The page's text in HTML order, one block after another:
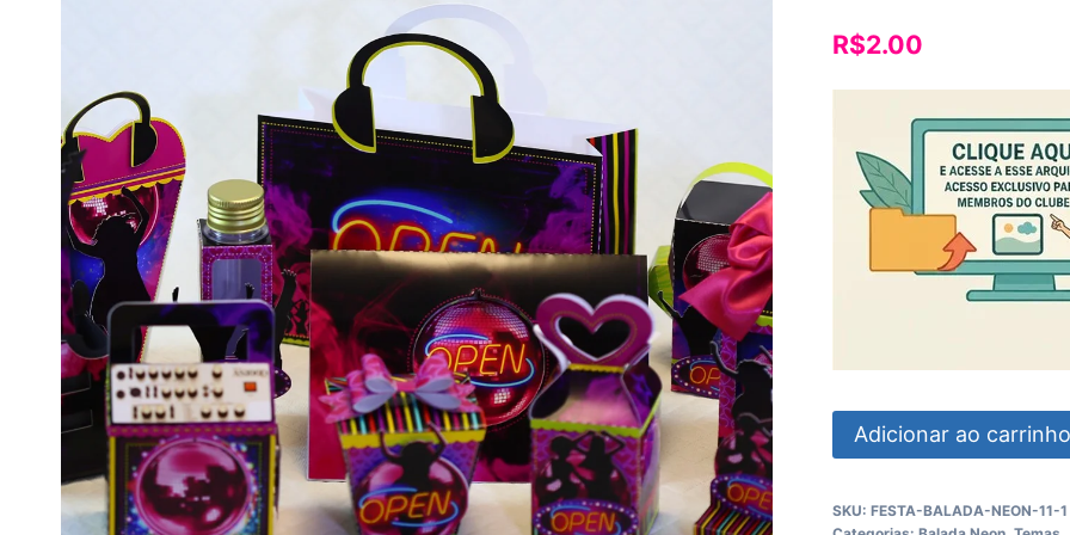
R$2.00
Festa
Neon
Adicionar ao carrinho
SKU: FESTA-BALADA-NEON-11-1